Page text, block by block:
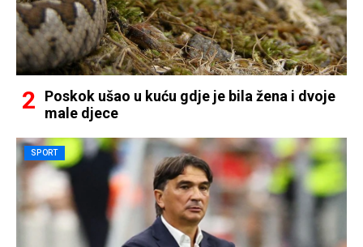
Poskok ušao u kuću gdje je bila žena i dvoje
male djece
SPORT